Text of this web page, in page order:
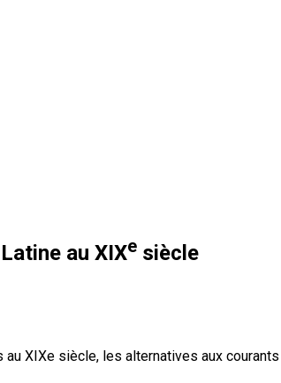
au XIXe siècle
XIXe siècle, les alternatives aux